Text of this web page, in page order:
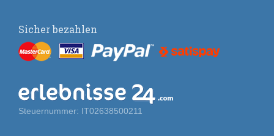
Sicher bezahlen
Steuernummer: IT02638500211